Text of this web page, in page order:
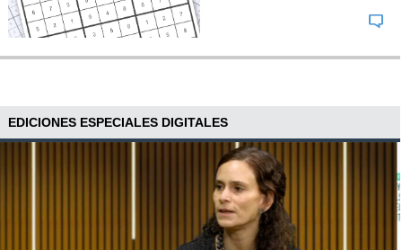
EDICIONES ESPECIALES DIGITALES